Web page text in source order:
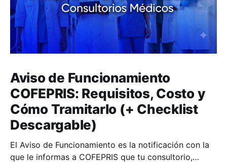
Aviso de Funcionamiento
COFEPRIS: Requisitos, Costo y
Cómo Tramitarlo (+ Checklist
Descargable)
El Aviso de Funcionamiento es la notificación con la
que le informas a COFEPRIS que tu consultorio,